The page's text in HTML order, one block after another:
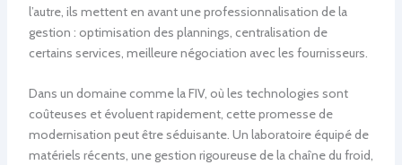
l’autre, ils mettent en avant une professionnalisation de la
gestion : optimisation des plannings, centralisation de
certains services, meilleure négociation avec les fournisseurs.
Dans un domaine comme la FIV, où les technologies sont
coûteuses et évoluent rapidement, cette promesse de
modernisation peut être séduisante. Un laboratoire équipé de
matériels récents, une gestion rigoureuse de la chaîne du froid,